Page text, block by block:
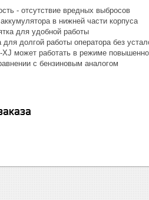
- отсутствие вредных выбросов
в нижней части корпуса
для удобной работы
для долгой работы оператора без
XJ может работать в режиме
с бензиновым аналогом